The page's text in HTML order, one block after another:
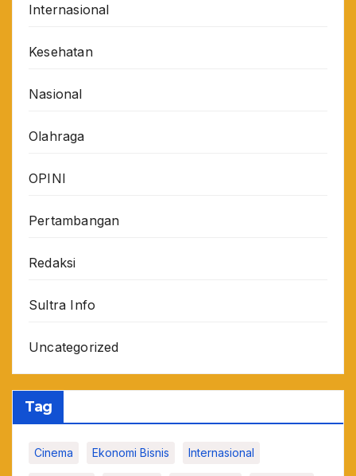
Internasional
Kesehatan
Nasional
Olahraga
OPINI
Pertambangan
Redaksi
Sultra Info
Uncategorized
Tag
Cinema Ekonomi Bisnis Internasional